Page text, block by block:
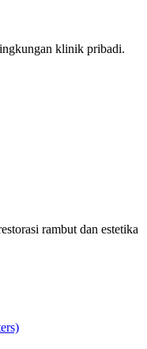
klinik pribadi.
rambut dan estetika